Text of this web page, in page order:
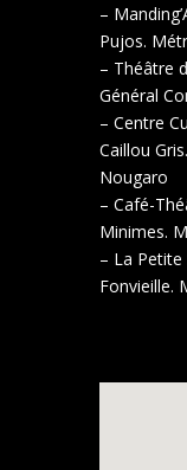
–
Pujos.
– Théâtre
Général
– Centre
Caillou
Nougaro
– Café-
Minimes.
– La Petite
Fonvieille.